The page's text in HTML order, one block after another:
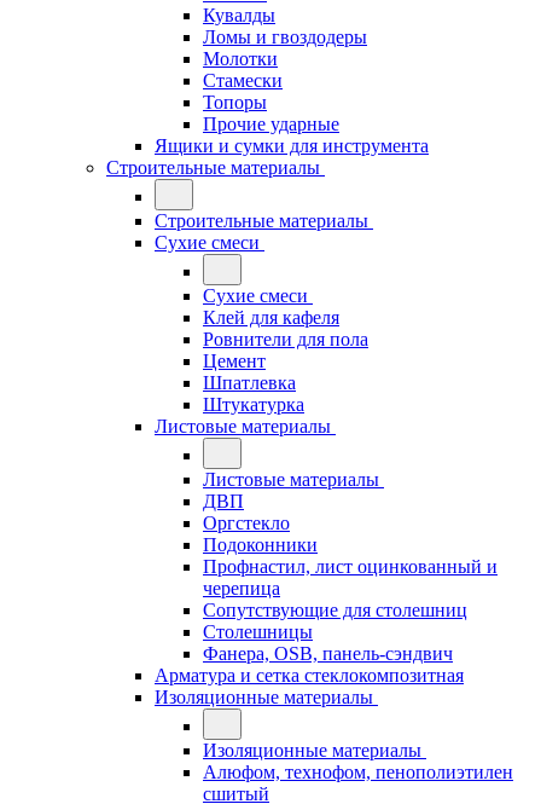
Кувалды
Ломы и гвоздодеры
Молотки
Стамески
Топоры
Прочие ударные
Ящики и сумки для инструмента
Строительные материалы
Строительные материалы
Сухие смеси
Сухие смеси
Клей для кафеля
Ровнители для пола
Цемент
Шпатлевка
Штукатурка
Листовые материалы
Листовые материалы
ДВП
Оргстекло
Подоконники
Профнастил, лист оцинкованный и
черепица
Сопутствующие для столешниц
Столешницы
Фанера, OSB, панель-сэндвич
Арматура и сетка стеклокомпозитная
Изоляционные материалы
Изоляционные материалы
Алюфом, технофом, пенополиэтилен
сшитый